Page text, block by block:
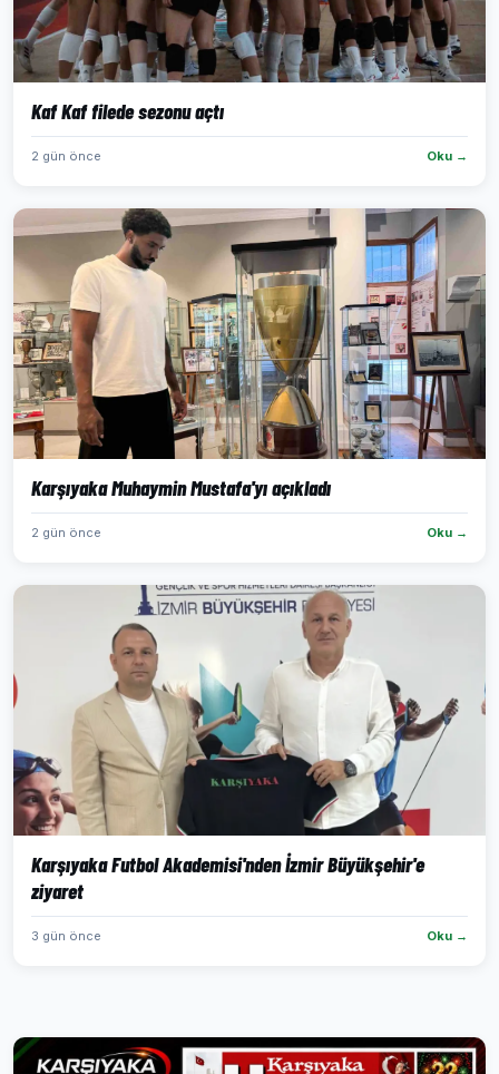
Kaf Kaf filede sezonu açtı
2 gün önce Oku →
Karşıyaka Muhaymin Mustafa'yı açıkladı
2 gün önce Oku →
Karşıyaka Futbol Akademisi'nden İzmir Büyükşehir'e
ziyaret
3 gün önce Oku →